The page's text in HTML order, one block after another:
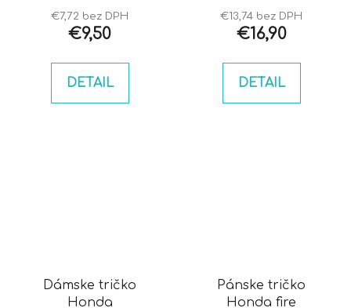
€7,72 bez DPH
€9,50
DETAIL
€13,74 bez DPH
€16,90
DETAIL
Dámske tričko
Honda
Pánske tričko
Honda fire